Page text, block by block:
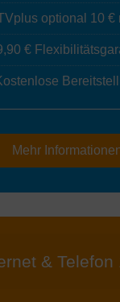
optional 10 €
€
Mehr
& Telefon